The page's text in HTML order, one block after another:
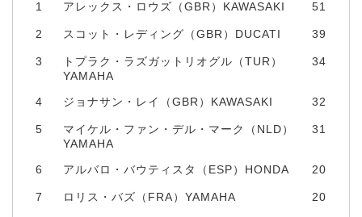
1 アレックス・ロウズ（GBR）KAWASAKI 51
2 スコット・レディング（GBR）DUCATI 39
3
トプラク・ラズガットリオグル（TUR）
YAMAHA
34
4 ジョナサン・レイ（GBR）KAWASAKI 32
5
マイケル・ファン・デル・マーク（NLD）
YAMAHA
31
6 アルバロ・バウティスタ（ESP）HONDA 20
7 ロリス・バズ（FRA）YAMAHA 20